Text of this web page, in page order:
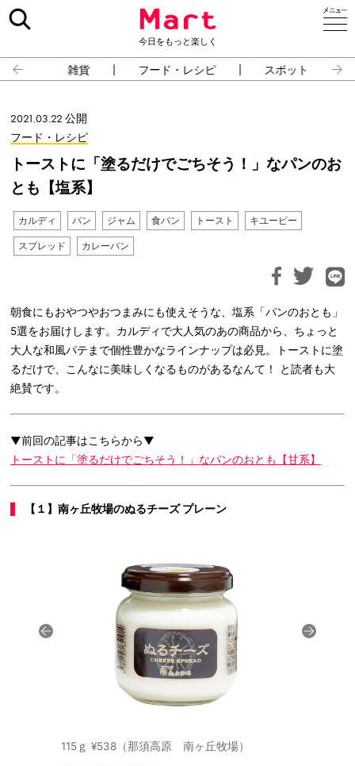
今日をもっと楽しく
雑貨 フード・レシピ スポット
2021.03.22 公開
フード・レシピ
トーストに「塗るだけでごちそう！」なパンのお
とも【塩系】
カルディ パン ジャム 食パン トースト キユーピー
スプレッド カレーパン
朝食にもおやつやおつまみにも使えそうな、塩系「パンのおとも」
5選をお届けします。カルディで大人気のあの商品から、ちょっと
大人な和風パテまで個性豊かなラインナップは必見。トーストに塗
るだけで、こんなに美味しくなるものがあるなんて！ と読者も大
絶賛です。
▼前回の記事はこちらから▼
トーストに「塗るだけでごちそう！」なパンのおとも【甘系】
【１】南ヶ丘牧場のぬるチーズ プレーン
115ｇ ¥538（那須高原 南ヶ丘牧場）